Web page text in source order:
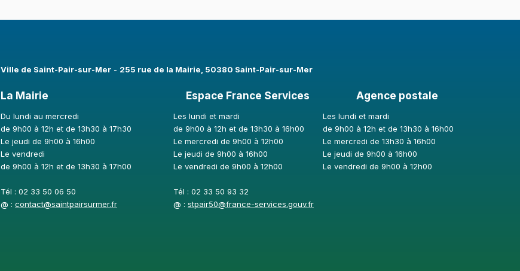
Ville de Saint-Pair-sur-Mer​- 255 rue de la Mairie, 50380 Saint-Pair-sur-Mer
La Mairie
Du lundi au mercredi
de 9h00 à 12h et de 13h30 à 17h30
Le jeudi de 9h00 à 16h00
Le vendredi
de 9h00 à 12h et de 13h30 à 17h00
Tél : 02 33 50 06 50
@ : contact@saintpairsurmer.fr
Espace France Services
Les lundi et mardi
de 9h00 à 12h et de 13h30 à 16h00
Le mercredi de 9h00 à 12h00
Le jeudi de 9h00 à 16h00
Le vendredi de 9h00 à 12h00
Tél : 02 33 50 93 32
@ :stpair50@france-services.gouv.fr
Agence postale
Les lundi et mardi
de 9h00 à 12h et de 13h30 à 16h00
Le mercredi de 13h30 à 16h00
Le jeudi de 9h00 à 16h00
Le vendredi de 9h00 à 12h00